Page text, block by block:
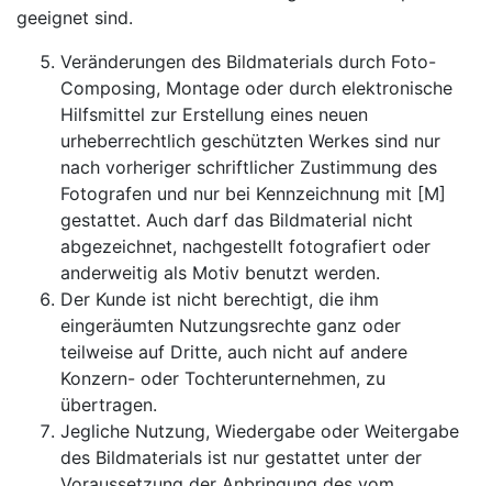
geeignet sind.
Veränderungen des Bildmaterials durch Foto-
Composing, Montage oder durch elektronische
Hilfsmittel zur Erstellung eines neuen
urheberrechtlich geschützten Werkes sind nur
nach vorheriger schriftlicher Zustimmung des
Fotografen und nur bei Kennzeichnung mit [M]
gestattet. Auch darf das Bildmaterial nicht
abgezeichnet, nachgestellt fotografiert oder
anderweitig als Motiv benutzt werden.
Der Kunde ist nicht berechtigt, die ihm
eingeräumten Nutzungsrechte ganz oder
teilweise auf Dritte, auch nicht auf andere
Konzern- oder Tochterunternehmen, zu
übertragen.
Jegliche Nutzung, Wiedergabe oder Weitergabe
des Bildmaterials ist nur gestattet unter der